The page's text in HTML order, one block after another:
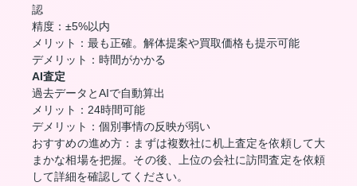
認
精度：±5%以内
メリット：最も正確。解体提案や買取価格も提示可能
デメリット：時間がかかる
AI査定
過去データとAIで自動算出
メリット：24時間可能
デメリット：個別事情の反映が弱い
おすすめの進め方：まずは複数社に机上査定を依頼して大
まかな相場を把握。その後、上位の会社に訪問査定を依頼
して詳細を確認してください。